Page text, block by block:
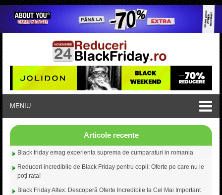
MENIU
Articole recente
Black friday emag experienta suprema de cumparaturi in romania
Reduceri incredibile de Black Friday pentru copii: Oferte pe care nu le
poți rata!
Black Friday Altex: Descoperă Oferte Incredibile la Cel Mai Important